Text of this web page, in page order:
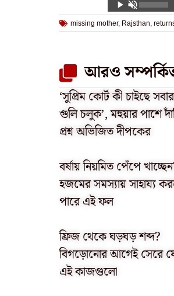
missing mother, Rajsthan,
আরও
‘সুপ্রিম কোর্ট কী চাইছে
গুলি চলুক’, মহুয়ার পাশে
প্রশ্ন অভিজিত দীপকের
বর্ষায় নিয়মিত পেঁপে
হজমের সমস্যায় সাহায্য
পারে এই ফল
ফ্রিজ থেকে ঘড়ঘড় শব্দ?
বিগড়োনোর আগেই সেরে
এই কাজগুলো